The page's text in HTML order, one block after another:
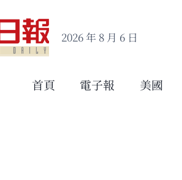
2026 年 8 月 6 日
首頁 電子報 美國